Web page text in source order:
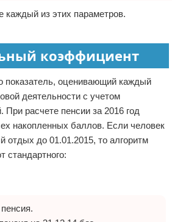
каждый из этих параметров.
коэффициент
показатель, оценивающий каждый
деятельности с учетом
При расчете пенсии за 2016 год
накопленных баллов. Если человек
отдых до 01.01.2015, то алгоритм
стандартного: